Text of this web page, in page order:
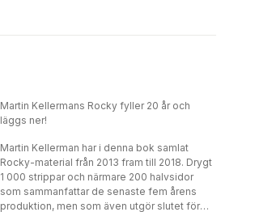
Martin Kellermans Rocky fyller 20 år och
läggs ner!
Martin Kellerman har i denna bok samlat
Rocky-material från 2013 fram till 2018. Drygt
1 000 strippar och närmare 200 halvsidor
som sammanfattar de senaste fem årens
produktion, men som även utgör slutet för